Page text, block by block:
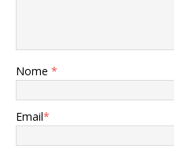
Nome *
Email*